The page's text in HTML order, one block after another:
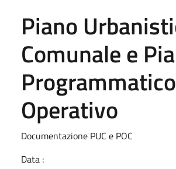
Piano
Comunale e
Programmatico
Operativo
Documentazione PUC e POC
Data :